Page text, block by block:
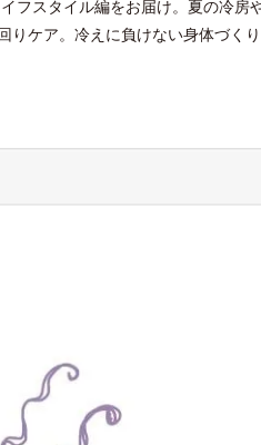
フスタイル編をお届け。夏の冷房
りケア。冷えに負けない身体づくり